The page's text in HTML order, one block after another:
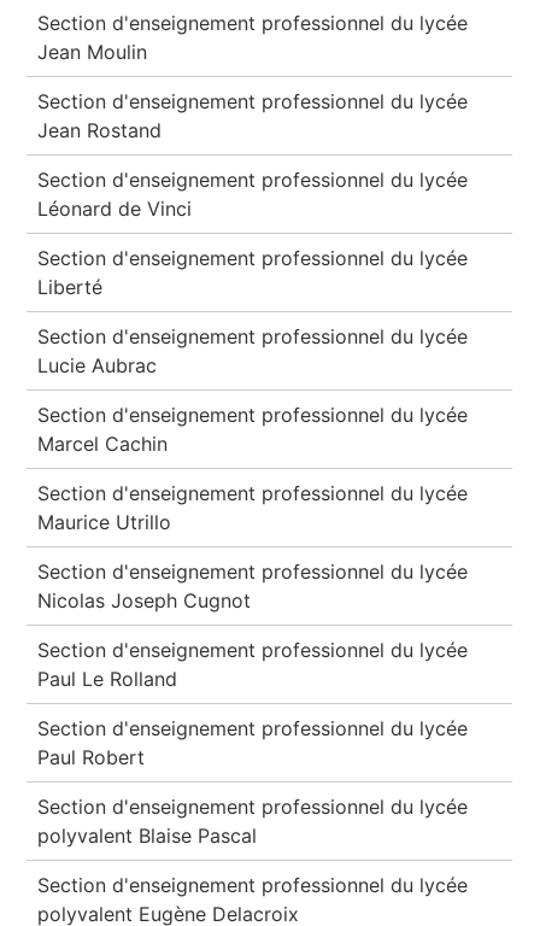
Section d'enseignement professionnel du lycée
Jean Moulin
Section d'enseignement professionnel du lycée
Jean Rostand
Section d'enseignement professionnel du lycée
Léonard de Vinci
Section d'enseignement professionnel du lycée
Liberté
Section d'enseignement professionnel du lycée
Lucie Aubrac
Section d'enseignement professionnel du lycée
Marcel Cachin
Section d'enseignement professionnel du lycée
Maurice Utrillo
Section d'enseignement professionnel du lycée
Nicolas Joseph Cugnot
Section d'enseignement professionnel du lycée
Paul Le Rolland
Section d'enseignement professionnel du lycée
Paul Robert
Section d'enseignement professionnel du lycée
polyvalent Blaise Pascal
Section d'enseignement professionnel du lycée
polyvalent Eugène Delacroix